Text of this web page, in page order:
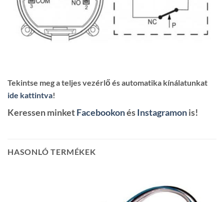
Tekintse meg a teljes vezérlő és automatika kínálatunkat
ide kattintva!
Keressen minketFacebookonésInstagramonis!
HASONLÓ TERMÉKEK